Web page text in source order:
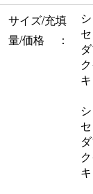
サイズ/充填
量/価格